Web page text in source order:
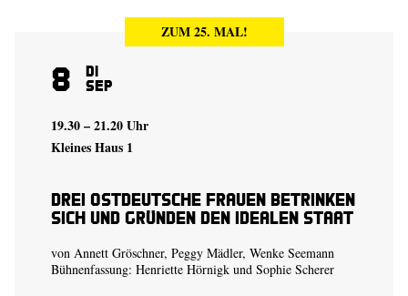
ZUM 25. MAL!
8 Di
Sep
19.30 – 21.20 Uhr
Kleines Haus 1
Drei ostdeutsche Frauen betrinken
sich und gründen den idealen Staat
von Annett Gröschner, Peggy Mädler, Wenke Seemann
Bühnenfassung: Henriette Hörnigk und Sophie Scherer